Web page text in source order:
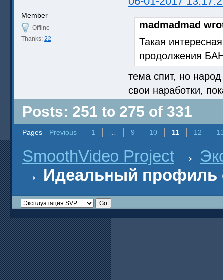
Member
Offline
Thanks: 22
madmadmad
Такая
продолжения
тема спит, но
свои наработки,
Posts: 251 to 275 of 331
Pages Previous 1 9 10 11 12
SmoothVideo Project →
→ Идеальный профиль